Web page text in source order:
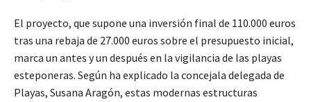
El proyecto, que supone una inversión final de 110.000 euros
tras una rebaja de 27.000 euros sobre el presupuesto inicial,
marca un antes y un después en la vigilancia de las playas
esteponeras. Según ha explicado la concejala delegada de
Playas, Susana Aragón, estas modernas estructuras